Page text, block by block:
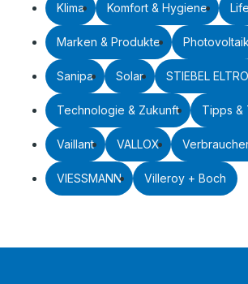
Klima Komfort & Hygiene
Marken & Produkte
Sanipa Solar STIEBEL
Technologie & Zukunft Tipps &
Vaillant VALLOX
VIESSMANN Villeroy + Boch